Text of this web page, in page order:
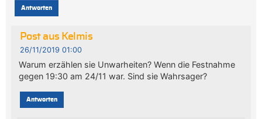
Antworten
Post aus Kelmis
26/11/2019 01:00
Warum erzählen sie Unwarheiten? Wenn die Festnahme
gegen 19:30 am 24/11 war. Sind sie Wahrsager?
Antworten